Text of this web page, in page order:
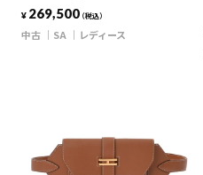
¥ 269,500（税込）
中古 SA レディース